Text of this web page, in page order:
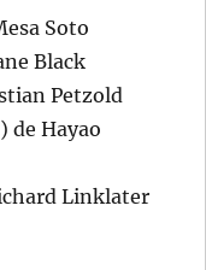
Soto
Black
Petzold
de Hayao
Linklater